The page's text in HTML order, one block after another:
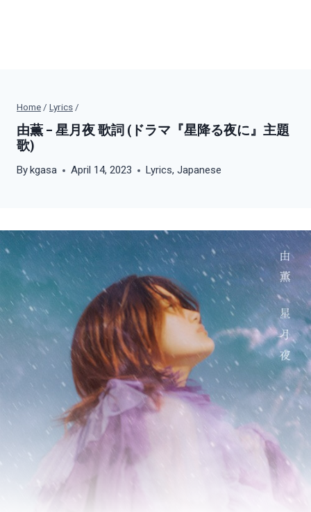
Home / Lyrics /
由薫 – 星月夜 歌詞 (ドラマ『星降る夜に』主題
歌)
Bykgasa April 14, 2023 Lyrics,Japanese